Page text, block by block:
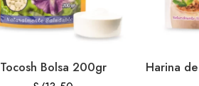
Tocosh Bolsa 200gr